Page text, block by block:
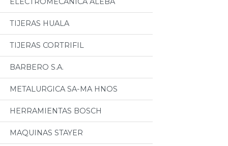
TIJERAS HUALA
TIJERAS CORTRIFIL
BARBERO S.A.
METALURGICA SA-MA HNOS
HERRAMIENTAS BOSCH
MAQUINAS STAYER